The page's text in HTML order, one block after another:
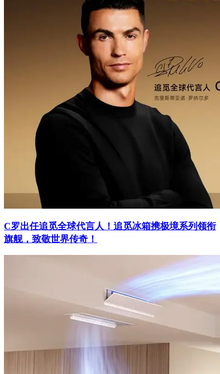
C罗出任追觅全球代言人！追觅冰箱携极境系列领衔
旗舰，致敬世界传奇！